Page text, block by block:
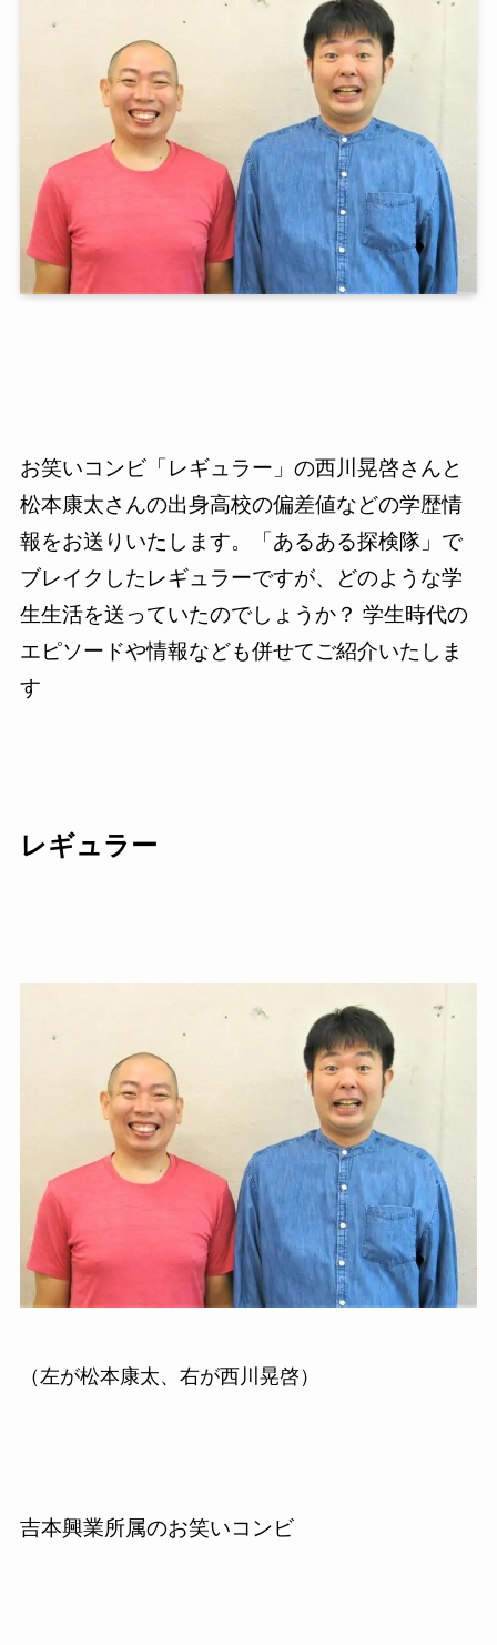
お笑いコンビ「レギュラー」の西川晃啓さんと
松本康太さんの出身高校の偏差値などの学歴情
報をお送りいたします。「あるある探検隊」で
ブレイクしたレギュラーですが、どのような学
生生活を送っていたのでしょうか？ 学生時代の
エピソードや情報なども併せてご紹介いたしま
す
レギュラー
（左が松本康太、右が西川晃啓）
吉本興業所属のお笑いコンビ